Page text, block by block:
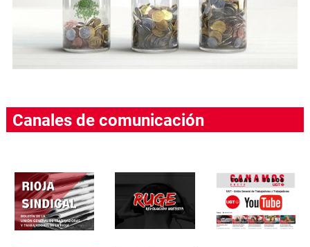
Canales de comunicación